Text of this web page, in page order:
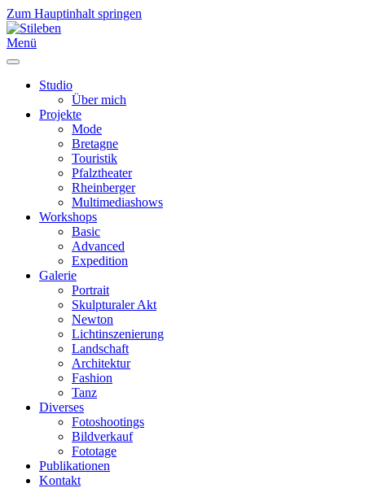
Zum Hauptinhalt springen
Menü
Studio
Über mich
Projekte
Mode
Bretagne
Touristik
Pfalztheater
Rheinberger
Multimediashows
Workshops
Basic
Advanced
Expedition
Galerie
Portrait
Skulpturaler Akt
Newton
Lichtinszenierung
Landschaft
Architektur
Fashion
Tanz
Diverses
Fotoshootings
Bildverkauf
Fototage
Publikationen
Kontakt